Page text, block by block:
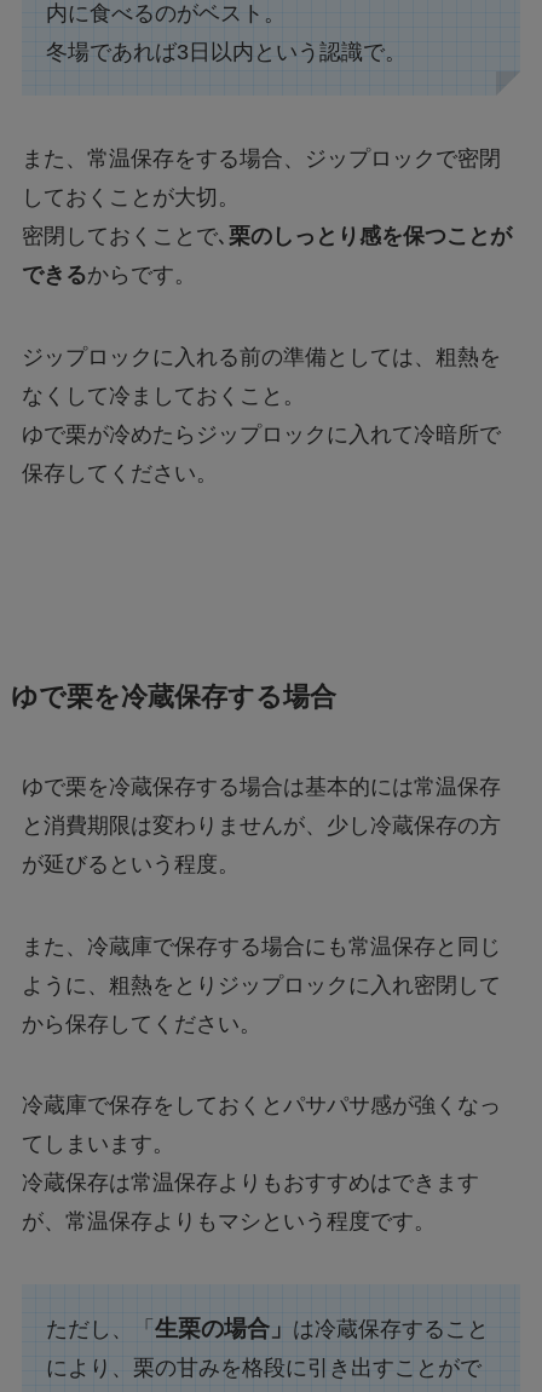
内に食べるのがベスト。
冬場であれば3日以内という認識で。
また、常温保存をする場合、ジップロックで密閉
しておくことが大切。
密閉しておくことで､ 栗のしっとり感を保つことが
できるからです。
ジップロックに入れる前の準備としては、粗熱を
なくして冷ましておくこと。
ゆで栗が冷めたらジップロックに入れて冷暗所で
保存してください。
ゆで栗を冷蔵保存する場合
ゆで栗を冷蔵保存する場合は基本的には常温保存
と消費期限は変わりませんが、少し冷蔵保存の方
が延びるという程度。
また、冷蔵庫で保存する場合にも常温保存と同じ
ように、粗熱をとりジップロックに入れ密閉して
から保存してください。
冷蔵庫で保存をしておくとパサパサ感が強くなっ
てしまいます。
冷蔵保存は常温保存よりもおすすめはできます
が、常温保存よりもマシという程度です。
ただし、「 生栗の場合」 は冷蔵保存すること
により、栗の甘みを格段に引き出すことがで